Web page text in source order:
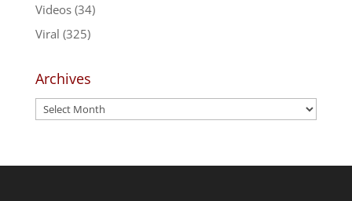
Videos(34)
Viral (325)
Archives
Archives